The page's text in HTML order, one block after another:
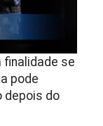
finalidade se
pode
depois do